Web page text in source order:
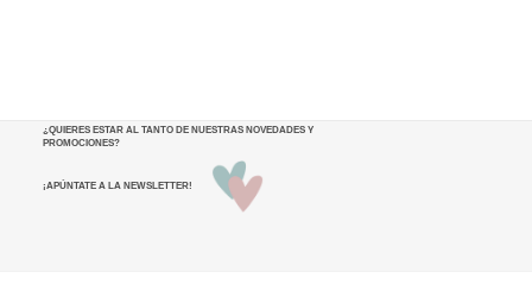
¿QUIERES ESTAR AL TANTO DE NUESTRAS NOVEDADES Y
PROMOCIONES?
¡APÚNTATE A LA NEWSLETTER!